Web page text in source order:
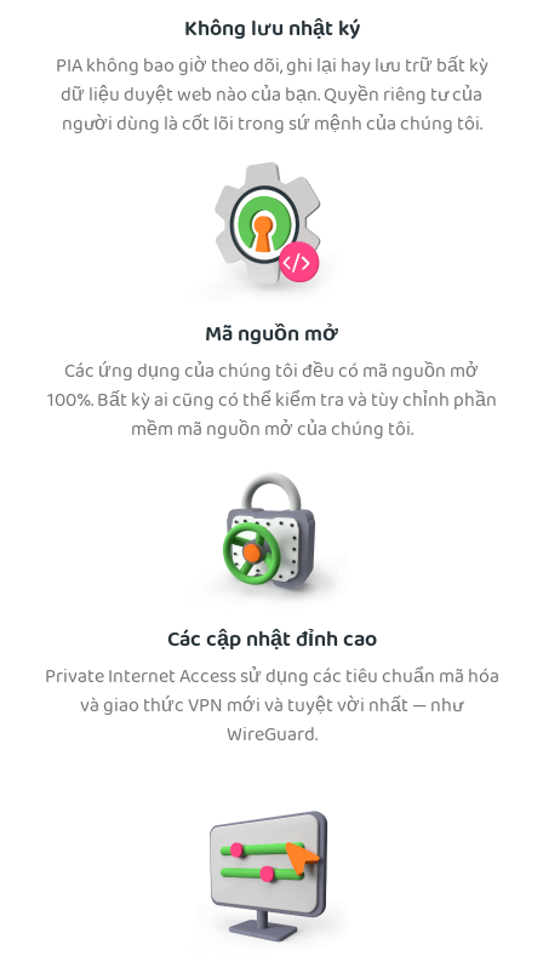
Không lưu nhật ký
PIA không bao giờ theo dõi, ghi lại hay lưu trữ bất kỳ
dữ liệu duyệt web nào của bạn. Quyền riêng tư của
người dùng là cốt lõi trong sứ mệnh của chúng tôi.
Mã nguồn mở
Các ứng dụng của chúng tôi đều có mã nguồn mở
100%. Bất kỳ ai cũng có thể kiểm tra và tùy chỉnh phần
mềm mã nguồn mở của chúng tôi.
Các cập nhật đỉnh cao
Private Internet Access sử dụng các tiêu chuẩn mã hóa
và giao thức VPN mới và tuyệt vời nhất — như
WireGuard.